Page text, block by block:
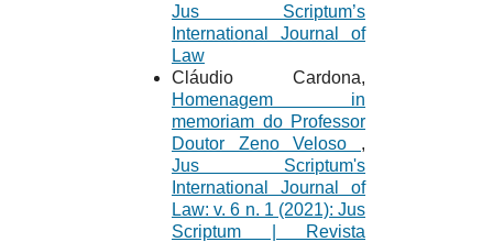
Jus Scriptum’s
International Journal of
Law
Cláudio Cardona,
Homenagem in
memoriam do Professor
Doutor Zeno Veloso ,
Jus Scriptum's
International Journal of
Law: v. 6 n. 1 (2021): Jus
Scriptum | Revista